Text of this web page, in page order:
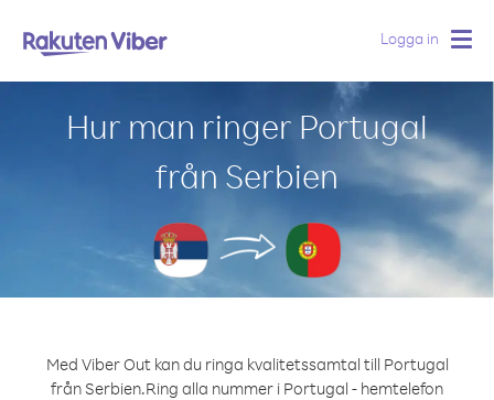
Logga in
Hur man ringer Portugal
från Serbien
Med Viber Out kan du ringa kvalitetssamtal till Portugal
från Serbien.Ring alla nummer i Portugal - hemtelefon